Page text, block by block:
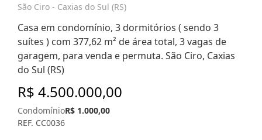
São Ciro - Caxias do Sul (RS)
Casa em condomínio, 3 dormitórios ( sendo 3
suítes ) com 377,62 m² de área total, 3 vagas de
garagem, para venda e permuta. São Ciro, Caxias
do Sul (RS)
R$ 4.500.000,00
CondomínioR$ 1.000,00
REF. CC0036